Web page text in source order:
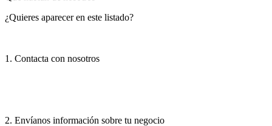
¿Quieres aparecer en este listado?
1. Contacta con nosotros
2. Envíanos información sobre tu negocio